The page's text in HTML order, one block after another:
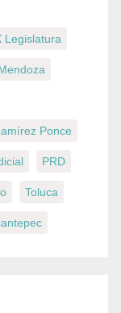
Legislatura
Ponce
PRD
Toluca